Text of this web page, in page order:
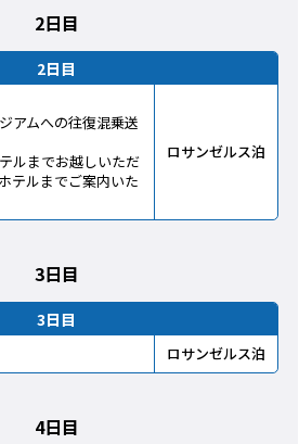
2日目
2日目
アムへの往復混乗送
ルまでお越しいただ
テルまでご案内いた
ロサンゼルス泊
3日目
3日目
ロサンゼルス泊
4日目